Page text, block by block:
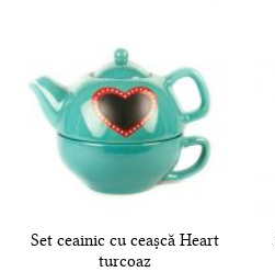
Set ceainic cu ceașcă Heart
turcoaz